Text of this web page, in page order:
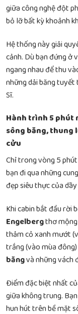
giữa công nghệ đột
bỏ lỡ bất kỳ khoảnh
Hệ thống này giải
cảnh. Dù bạn đứng ở
ngang nhau để thu
những dải băng
Sĩ.
Hành trình 5 phút
sông băng, thung
cửu
Chỉ trong vòng 5
bạn đi qua những
đẹp siêu thực của
Khi cabin bắt đầu rời
Engelbergthơ mộng
thảm cỏ xanh mướt
trắng (vào mùa
băngvà những vách
Điểm đặc biệt nhất
giữa không trung.
hun hút trên bề mặt